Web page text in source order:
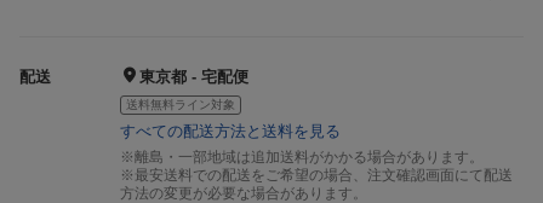
配送 東京都 - 宅配便
送料無料ライン対象
すべての配送方法と送料を見る
※離島・一部地域は追加送料がかかる場合があります。
※最安送料での配送をご希望の場合、注文確認画面にて配送
方法の変更が必要な場合があります。